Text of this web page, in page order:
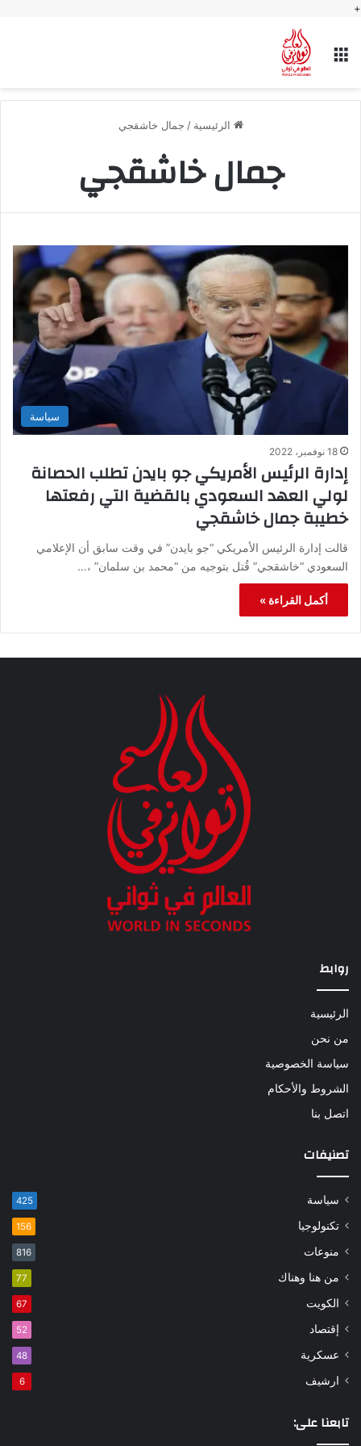
+
القائمة
الرئيسية / جمال خاشقجي
جمال خاشقجي
سياسة
18 نوفمبر، 2022
إدارة الرئيس الأمريكي جو بايدن تطلب الحصانة
لولي العهد السعودي بالقضية التي رفعتها
خطيبة جمال خاشقجي
قالت إدارة الرئيس الأمريكي “جو بايدن” في وقت سابق أن الإعلامي
السعودي “خاشقجي” قُتل بتوجيه من “محمد بن سلمان” ،…
أكمل القراءة »
روابط
الرئيسية
من نحن
سياسة الخصوصية
الشروط والأحكام
اتصل بنا
تصنيفات
سياسة 425
تكنولوجيا 156
منوعات 816
من هنا وهناك 77
الكويت 67
إقتصاد 52
عسكرية 48
ارشيف 6
تابعنا على: